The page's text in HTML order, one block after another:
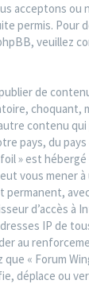
acceptons ou
permis. Pour
veuillez
de
choquant,
contenu
pays, du pays
» est hébergé
vous mener à
permanent,
d’accès à
IP de
au
que « Forum
déplace ou